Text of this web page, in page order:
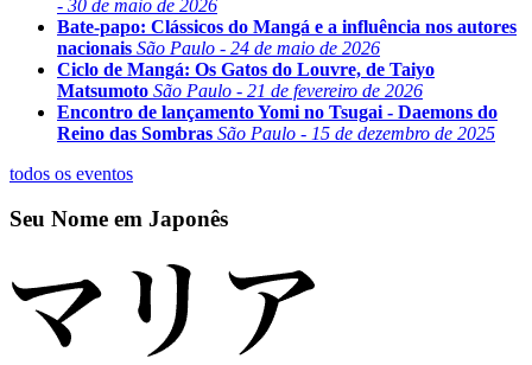
- 30 de maio de 2026
Bate-papo: Clássicos do Mangá e a influência nos autores
nacionais São Paulo - 24 de maio de 2026
Ciclo de Mangá: Os Gatos do Louvre, de Taiyo
Matsumoto São Paulo - 21 de fevereiro de 2026
Encontro de lançamento Yomi no Tsugai - Daemons do
Reino das Sombras São Paulo - 15 de dezembro de 2025
todos os eventos
Seu Nome em Japonês